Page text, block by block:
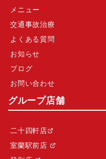
メニュー
交通事故治療
よくある質問
お知らせ
ブログ
お問い合わせ
グループ店舗
二十四軒店
室蘭駅前店